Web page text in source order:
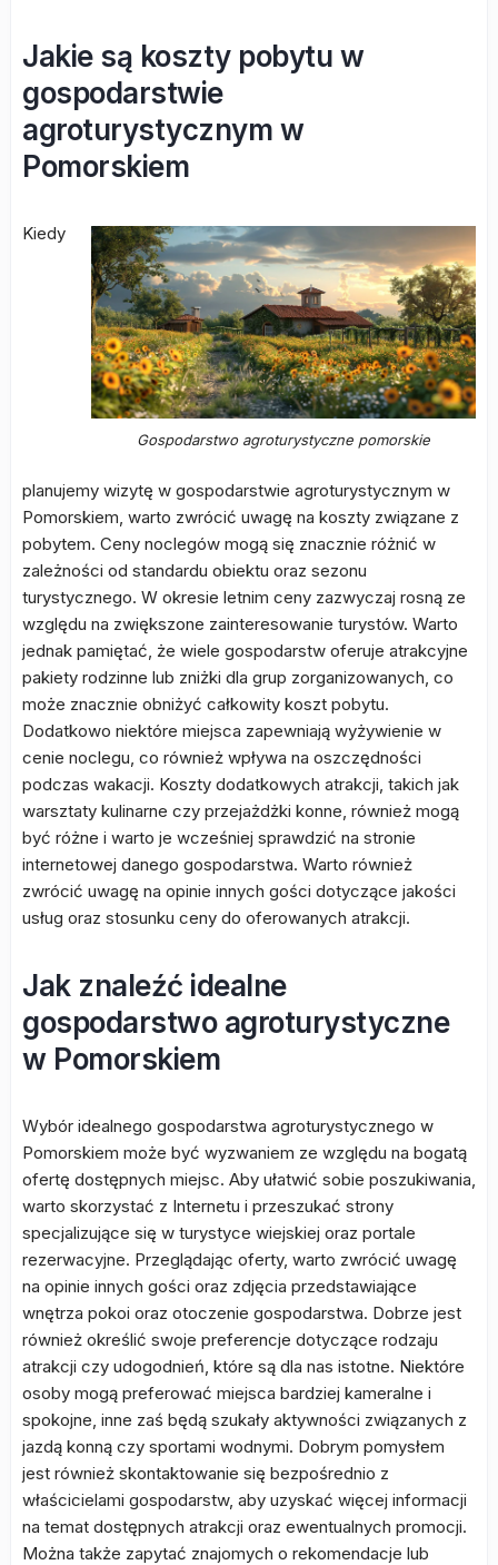
Jakie są koszty pobytu w
gospodarstwie
agroturystycznym w
Pomorskiem
Gospodarstwo agroturystyczne pomorskie
Kiedy
planujemy wizytę w gospodarstwie agroturystycznym w
Pomorskiem, warto zwrócić uwagę na koszty związane z
pobytem. Ceny noclegów mogą się znacznie różnić w
zależności od standardu obiektu oraz sezonu
turystycznego. W okresie letnim ceny zazwyczaj rosną ze
względu na zwiększone zainteresowanie turystów. Warto
jednak pamiętać, że wiele gospodarstw oferuje atrakcyjne
pakiety rodzinne lub zniżki dla grup zorganizowanych, co
może znacznie obniżyć całkowity koszt pobytu.
Dodatkowo niektóre miejsca zapewniają wyżywienie w
cenie noclegu, co również wpływa na oszczędności
podczas wakacji. Koszty dodatkowych atrakcji, takich jak
warsztaty kulinarne czy przejażdżki konne, również mogą
być różne i warto je wcześniej sprawdzić na stronie
internetowej danego gospodarstwa. Warto również
zwrócić uwagę na opinie innych gości dotyczące jakości
usług oraz stosunku ceny do oferowanych atrakcji.
Jak znaleźć idealne
gospodarstwo agroturystyczne
w Pomorskiem
Wybór idealnego gospodarstwa agroturystycznego w
Pomorskiem może być wyzwaniem ze względu na bogatą
ofertę dostępnych miejsc. Aby ułatwić sobie poszukiwania,
warto skorzystać z Internetu i przeszukać strony
specjalizujące się w turystyce wiejskiej oraz portale
rezerwacyjne. Przeglądając oferty, warto zwrócić uwagę
na opinie innych gości oraz zdjęcia przedstawiające
wnętrza pokoi oraz otoczenie gospodarstwa. Dobrze jest
również określić swoje preferencje dotyczące rodzaju
atrakcji czy udogodnień, które są dla nas istotne. Niektóre
osoby mogą preferować miejsca bardziej kameralne i
spokojne, inne zaś będą szukały aktywności związanych z
jazdą konną czy sportami wodnymi. Dobrym pomysłem
jest również skontaktowanie się bezpośrednio z
właścicielami gospodarstw, aby uzyskać więcej informacji
na temat dostępnych atrakcji oraz ewentualnych promocji.
Można także zapytać znajomych o rekomendacje lub